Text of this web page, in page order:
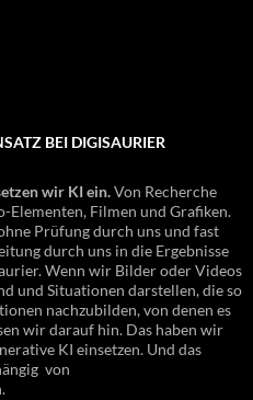
BEI DIGISAURIER
wir KI ein.Von Recherche
Elementen, Filmen und Grafiken.
Prüfung durch uns und fast
durch uns in die Ergebnisse
Wenn wir Bilder oder Videos
und Situationen darstellen, die so
nachzubilden, von denen es
wir darauf hin. Das haben wir
KI einsetzen. Und das
von